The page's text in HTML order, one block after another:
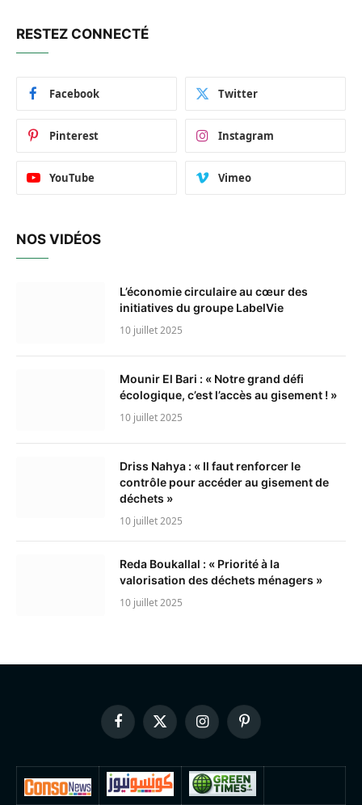
RESTEZ CONNECTÉ
Facebook Twitter
Pinterest Instagram
YouTube Vimeo
NOS VIDÉOS
L’économie circulaire au cœur des
initiatives du groupe LabelVie
10 juillet 2025
Mounir El Bari : « Notre grand défi
écologique, c’est l’accès au gisement ! »
10 juillet 2025
Driss Nahya : « Il faut renforcer le
contrôle pour accéder au gisement de
déchets »
10 juillet 2025
Reda Boukallal : « Priorité à la
valorisation des déchets ménagers »
10 juillet 2025
FacebookX
(Twitter)
InstagramPinterest